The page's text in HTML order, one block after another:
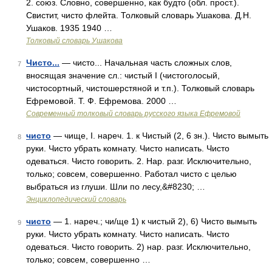
2. союз. Словно, совершенно, как будто (обл. прост.).
Свистит, чисто флейта. Толковый словарь Ушакова. Д.Н.
Ушаков. 1935 1940 …
Толковый словарь Ушакова
7 Чисто... — чисто... Начальная часть сложных слов,
вносящая значение сл.: чистый I (чистоголосый,
чистосортный, чистошерстяной и т.п.). Толковый словарь
Ефремовой. Т. Ф. Ефремова. 2000 …
Современный толковый словарь русского языка Ефремовой
8 чисто — чище, I. нареч. 1. к Чистый (2, 6 зн.). Чисто вымыть
руки. Чисто убрать комнату. Чисто написать. Чисто
одеваться. Чисто говорить. 2. Нар. разг. Исключительно,
только; совсем, совершенно. Работал чисто с целью
выбраться из глуши. Шли по лесу,&#8230; …
Энциклопедический словарь
9 чисто — 1. нареч.; чи/ще 1) к чистый 2), 6) Чисто вымыть
руки. Чисто убрать комнату. Чисто написать. Чисто
одеваться. Чисто говорить. 2) нар. разг. Исключительно,
только; совсем, совершенно …